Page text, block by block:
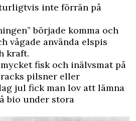
inte förrän på
började komma och
vågade använda elspis
kraft.
fisk och inälvsmat på
pilsner eller
jul fick man lov att lämna
bio under stora